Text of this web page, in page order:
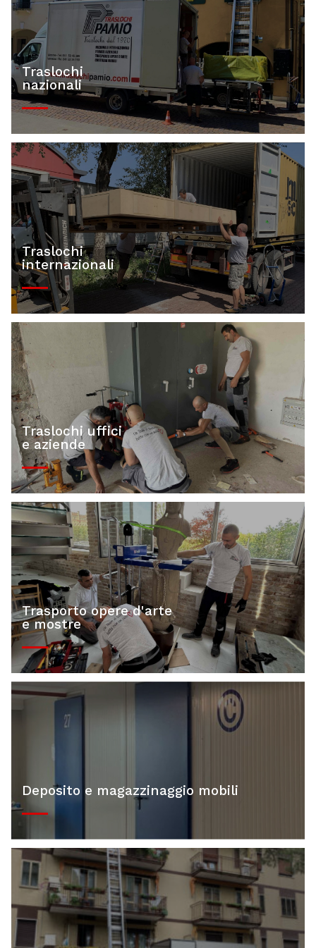
Traslochi
nazionali
Traslochi
internazionali
Traslochi uffici
e aziende
Trasporto opere d'arte
e mostre
Deposito e magazzinaggio mobili